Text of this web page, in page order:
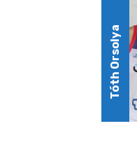
Tóth Orsolya